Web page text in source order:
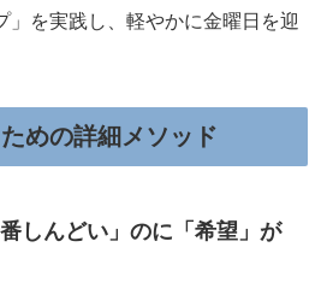
」を実践し、軽やかに金曜日を迎
めの詳細メソッド
しんどい」のに「希望」が